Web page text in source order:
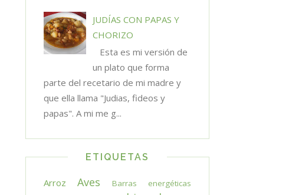
JUDÍAS CON PAPAS Y
CHORIZO
Esta es mi versión de
un plato que forma
parte del recetario de mi madre y
que ella llama "Judias, fideos y
papas". A mi me g...
ETIQUETAS
Arroz Aves
Barras energéticas